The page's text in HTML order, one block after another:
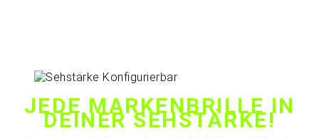
JEDE MARKENBRILLE IN
DEINER SEHSTÄRKE!